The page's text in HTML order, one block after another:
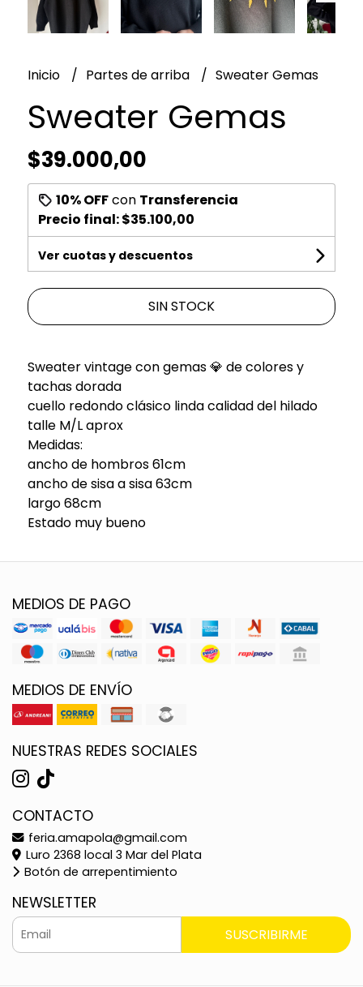
Inicio Partes de arriba Sweater Gemas
Sweater Gemas
$39.000,00
10% OFFcon Transferencia
Precio final:$35.100,00
Ver cuotas y descuentos
SIN STOCK
Sweater vintage con gemas 💎 de colores y
tachas dorada
cuello redondo clásico linda calidad del hilado
talle M/L aprox
Medidas:
ancho de hombros 61cm
ancho de sisa a sisa 63cm
largo 68cm
Estado muy bueno
MEDIOS DE PAGO
MEDIOS DE ENVÍO
NUESTRAS REDES SOCIALES
CONTACTO
feria.amapola@gmail.com
Luro 2368 local 3 Mar del Plata
Botón de arrepentimiento
NEWSLETTER
SUSCRIBIRME